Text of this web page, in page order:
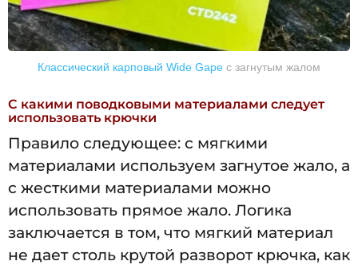
Классический карповый Wide Gape c загнутым жалом
С какими поводковыми материалами следует
использовать крючки
Правило следующее: с мягкими
материалами используем загнутое жало, а
с жесткими материалами можно
использовать прямое жало. Логика
заключается в том, что мягкий материал
не дает столь крутой разворот крючка, как